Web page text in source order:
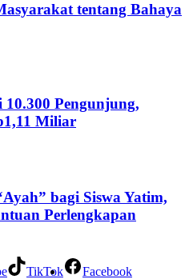
tentang Bahaya
Pengunjung,
Miliar
bagi Siswa Yatim,
Perlengkapan
TikTok Facebook